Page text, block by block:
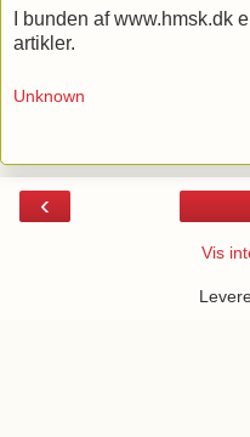
I bunden af www.hmsk.dk
artikler.
Unknown
‹
Vis